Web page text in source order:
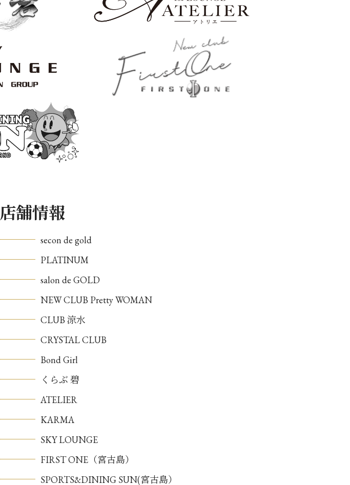
店舗情報
secon de gold
PLATINUM
salon de GOLD
NEW CLUB Pretty WOMAN
CLUB 涼水
CRYSTAL CLUB
Bond Girl
くらぶ 碧
ATELIER
KARMA
SKY LOUNGE
FIRST ONE（宮古島）
SPORTS&DINING SUN(宮古島）